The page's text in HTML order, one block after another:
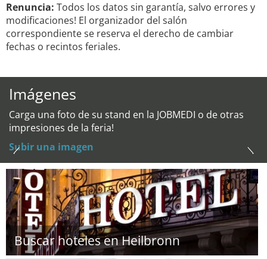
Renuncia: Todos los datos sin garantía, salvo errores y
modificaciones! El organizador del salón
correspondiente se reserva el derecho de cambiar
fechas o recintos feriales.
Imágenes
Carga una foto de su stand en la JOBMEDI o de otras
impresiones de la feria!
Subir una imagen
Buscar hoteles en Heilbronn